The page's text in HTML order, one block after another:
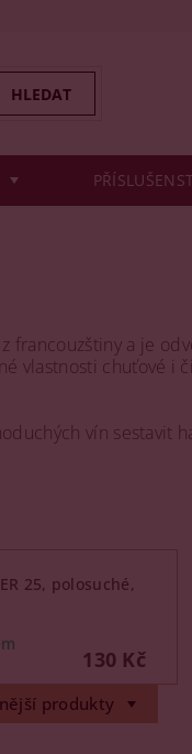
francouzštiny a je
chuťové i
vín sestavit
25, polosuché,
130 Kč
produkty